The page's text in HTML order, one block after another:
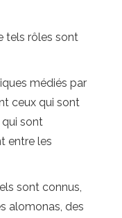
tels rôles sont
médiés par
ceux qui sont
qui sont
entre les
sont connus,
alomonas, des